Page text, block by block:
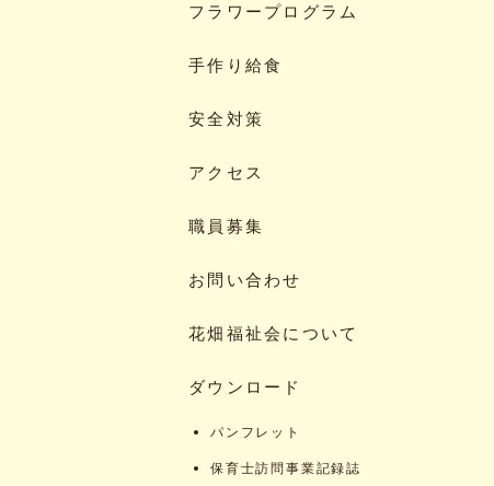
フラワープログラム
手作り給食
安全対策
アクセス
職員募集
お問い合わせ
花畑福祉会について
ダウンロード
パンフレット
保育士訪問事業記録誌